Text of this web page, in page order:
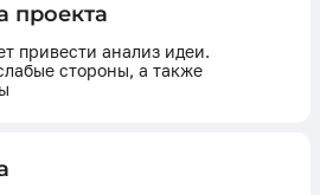
проекта
привести анализ идеи.
стороны, а также